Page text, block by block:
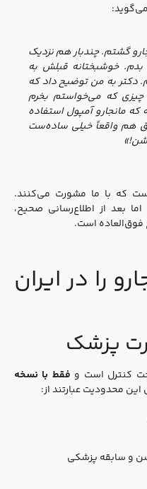
گشتم. چندبار هم نزدیک
خوشبختانه قبلش به
دکتر به من توضیح داد که
که می‌خواستم بخرم
بوده. الان ۴ ماهه که مانجارو آمپول استفاده
هم واقعاً خیلی ساده‌ست
که با ما مشورت می‌کنند.
بعد از اطلاع‌رسانی صحیح،
است.
را در ایران
پزشک
کنترل است و فقط با نسخه
محدودیت عبارتند از:
و سابقه پزشکی